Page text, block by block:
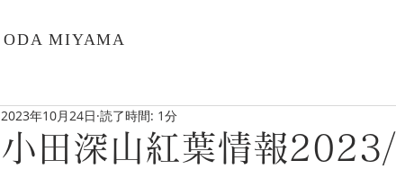
​ODA MIYAMA
小田深山紅葉情報
2023年10月24日 読了時間: 1分